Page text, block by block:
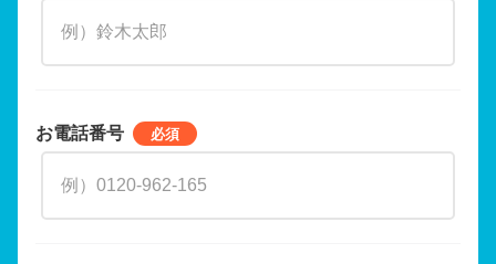
お電話番号